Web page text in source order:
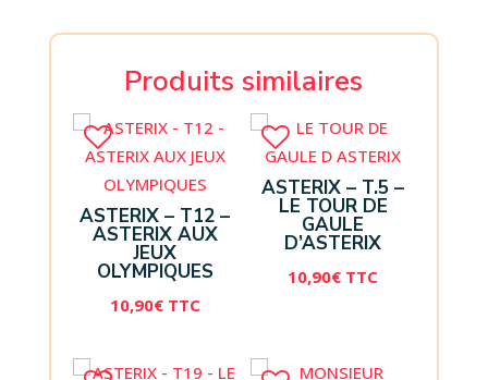
Produits similaires
ASTERIX – T12 –
ASTERIX AUX
JEUX
OLYMPIQUES
10,90€ TTC
ASTERIX – T.5 –
LE TOUR DE
GAULE
D’ASTERIX
10,90€ TTC